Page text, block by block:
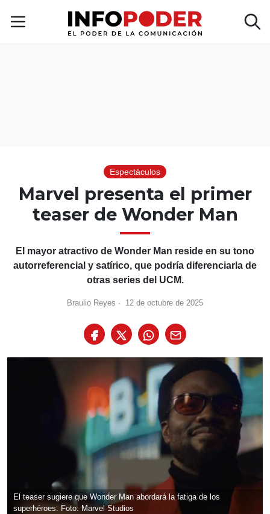
Espectáculos
Marvel presenta el primer
teaser de Wonder Man
El mayor atractivo de Wonder Man reside en su tono
autorreferencial y satírico, que podría diferenciarla de
otras series del UCM.
Braulio Reyes · 12 de octubre de 2025
El teaser sugiere que Wonder Man abordará la fatiga de los
superhéroes. Foto: Marvel Studios